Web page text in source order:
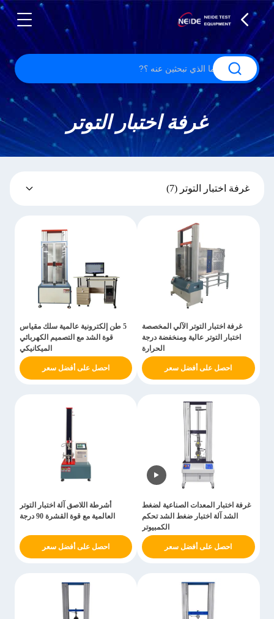
غرفة اختبار التوتر
غرفة اختبار التوتر (7)
غرفة اختبار التوتر الآلي المخصصة
اختبار التوتر عالية ومنخفضة درجة
الحرارة
احصل على أفضل سعر
5 طن إلكترونية عالمية سلك مقياس
قوة الشد مع التصميم الكهربائي
الميكانيكي
احصل على أفضل سعر
غرفة اختبار المعدات الصناعية لضغط
الشد آلة اختبار ضغط الشد تحكم
الكمبيوتر
احصل على أفضل سعر
أشرطة اللاصق آلة اختبار التوتر
العالمية مع قوة القشرة 90 درجة
احصل على أفضل سعر